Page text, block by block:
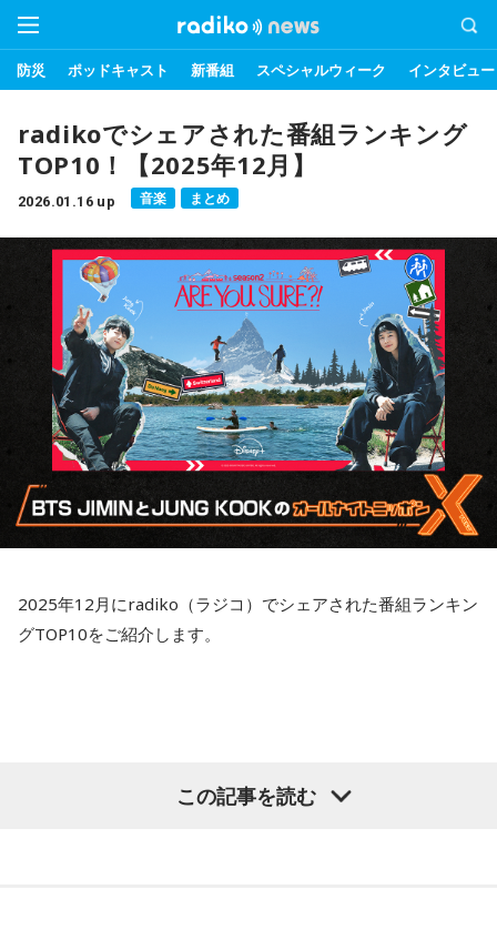
防災 ポッドキャスト 新番組 スペシャルウィーク インタビュー
radikoでシェアされた番組ランキング
TOP10！【2025年12月】
2026.01.16 up 音楽 まとめ
2025年12月にradiko（ラジコ）でシェアされた番組ランキン
グTOP10をご紹介します。
この記事を読む